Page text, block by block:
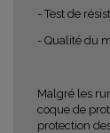
- Test de
- Qualité du
Malgré les
coque de
protection